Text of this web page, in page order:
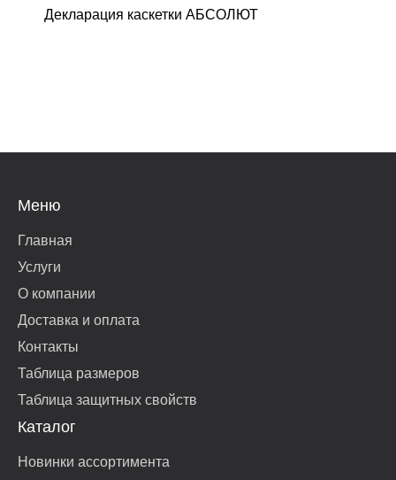
Декларация каскетки АБСОЛЮТ
Меню
Главная
Услуги
О компании
Доставка и оплата
Контакты
Таблица размеров
Таблица защитных свойств
Каталог
Новинки ассортимента